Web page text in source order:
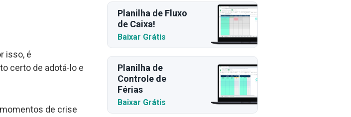
isso, é
certo de adotá-lo e
de crise
Planilha de Fluxo
de Caixa!
Baixar Grátis
Planilha de
Controle de
Férias
Baixar Grátis